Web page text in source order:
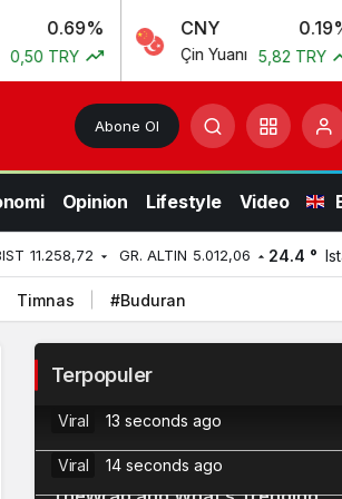
CNY 0.19%
Çin Yuanı 5,82 TRY
Abone Ol
Opinion Lifestyle Video
11.258,72 GR. ALTIN 5.012,06 24.4 °
Timnas #Buduran
Terpopuler
Myspace Owners Confirm Plans
Relaunch the Platform
Viral 13 seconds ago
Bitcoin Wallet Exploit Remains
Viral 14 seconds ago
3